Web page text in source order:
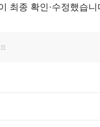
최종 확인·수정했습니